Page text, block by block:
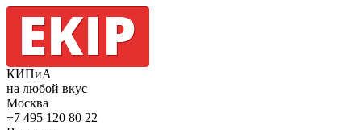
КИПиА
на любой вкус
Москва
+7 495 120 80 22